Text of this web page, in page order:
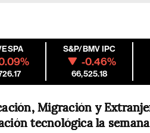
S&P/BMV IPC
-0.46%
66,525.18
Migración y
tecnológica la semana